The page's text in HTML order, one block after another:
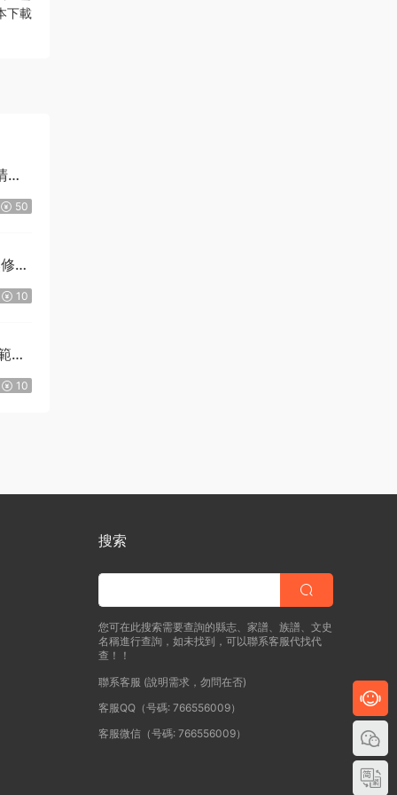
下載
戴
50
10
箕
10
搜索
您可在此搜索需要查詢的縣志、家譜、族譜、文史
名稱進行查詢，如未找到，可以聯系客服代找代
查！！
聯系客服 (說明需求，勿問在否)
客服QQ（号碼: 766556009）
客服微信（号碼: 766556009）